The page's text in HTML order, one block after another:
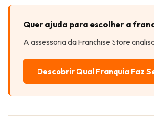
Quer ajuda para escolher a
A assessoria da Franchise Store
Descobrir Qual Franquia Faz